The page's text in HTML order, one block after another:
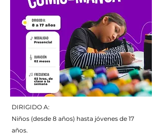
DIRIGIDO A:
Niños (desde 8 años) hasta jóvenes de 17
años.